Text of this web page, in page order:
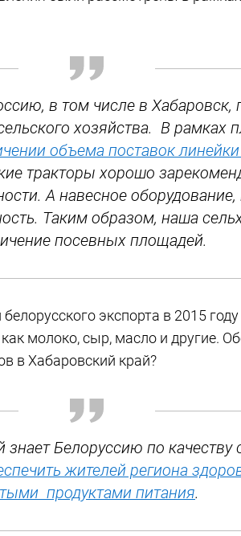
в том числе в
хозяйства. В рамках
объема поставок
тракторы хорошо
А навесное
Таким образом, наша
посевных площадей.
экспорта в 2015 году
молоко, сыр, масло и другие.
в Хабаровский край?
Белоруссию по качеству
жителей региона
продуктами питания.